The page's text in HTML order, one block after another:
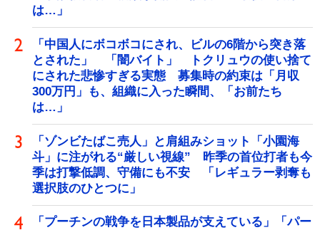
は…」
「中国人にボコボコにされ、ビルの6階から突き落
とされた」 「闇バイト」 トクリュウの使い捨て
にされた悲惨すぎる実態 募集時の約束は「月収
300万円」も、組織に入った瞬間、「お前たち
は…」
「ゾンビたばこ売人」と肩組みショット「小園海
斗」に注がれる“厳しい視線” 昨季の首位打者も今
季は打撃低調、守備にも不安 「レギュラー剥奪も
選択肢のひとつに」
「プーチンの戦争を日本製品が支えている」「パー